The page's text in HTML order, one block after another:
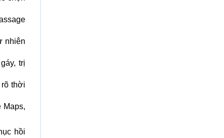
nhiên
trị
rõ thời
Maps,
hồi